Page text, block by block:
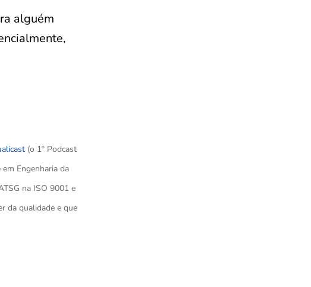
alguém
(o 1º Podcast
Engenharia da
na ISO 9001 e
da qualidade e que